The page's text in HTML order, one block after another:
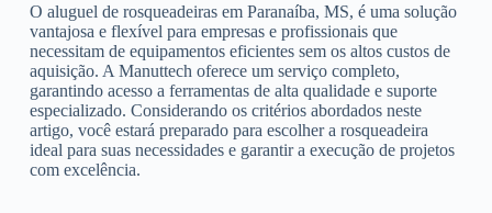
O aluguel de rosqueadeiras em Paranaíba, MS, é uma solução
vantajosa e flexível para empresas e profissionais que
necessitam de equipamentos eficientes sem os altos custos de
aquisição. A Manuttech oferece um serviço completo,
garantindo acesso a ferramentas de alta qualidade e suporte
especializado. Considerando os critérios abordados neste
artigo, você estará preparado para escolher a rosqueadeira
ideal para suas necessidades e garantir a execução de projetos
com excelência.